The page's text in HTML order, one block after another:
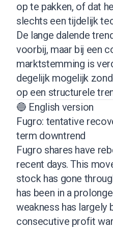
op te pakken, of dat
slechts een tijdelijk
De lange dalende
voorbij, maar bij een
marktstemming is
degelijk mogelijk
op een structurele
🔵 English version
Fugro: tentative
term downtrend
Fugro shares have
recent days. This
stock has gone
has been in a
weakness has largely
consecutive profit